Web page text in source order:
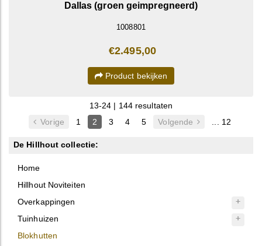
Dallas (groen geimpregneerd)
1008801
€2.495,00
Product bekijken
13-24 | 144 resultaten
Vorige
1 2 3 4 5 Volgende ... 12
De Hillhout collectie:
Home
Hillhout Noviteiten
Overkappingen
Tuinhuizen
Blokhutten